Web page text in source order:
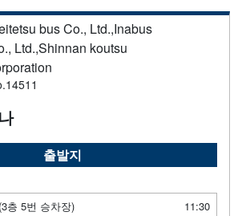
bus Co., Ltd.,Inabus
Ltd.,Shinnan koutsu
출발지
층 5번 승차장)
11:30